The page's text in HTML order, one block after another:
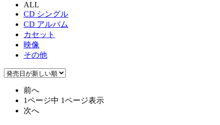
ALL
CD シングル
CD アルバム
カセット
映像
その他
前へ
1ページ中 1ページ表示
次へ